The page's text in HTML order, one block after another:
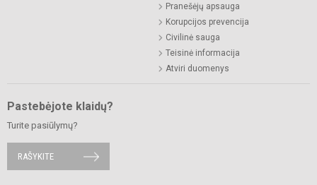
Pranešėjų apsauga
Korupcijos prevencija
Civilinė sauga
Teisinė informacija
Atviri duomenys
Pastebėjote klaidų?
Turite pasiūlymų?
RAŠYKITE